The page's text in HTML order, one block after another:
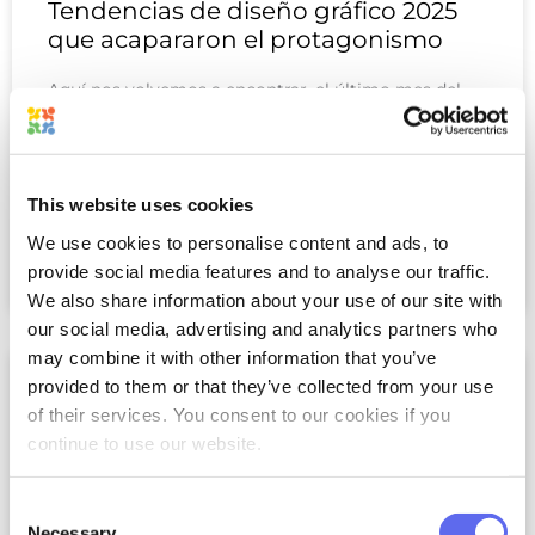
This website uses cookies
We use cookies to personalise content and ads, to
provide social media features and to analyse our traffic.
We also share information about your use of our site with
our social media, advertising and analytics partners who
may combine it with other information that you’ve
provided to them or that they’ve collected from your use
of their services. You consent to our cookies if you
continue to use our website.
Tendencias de diseño gráfico 2025
que acapararon el protagonismo
Aquí nos volvemos a encontrar, el último mes del
año. Sabes, en retrospectiva, diría que 2025 fue raro.
Y no es raro malo, solo… Mucho que tragar. Los